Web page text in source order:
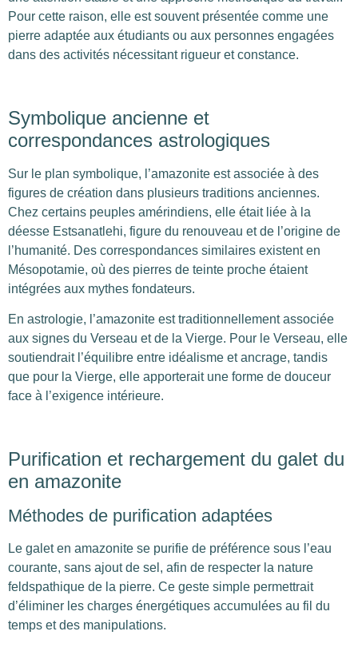
Pour cette raison, elle est souvent présentée comme une
pierre adaptée aux étudiants ou aux personnes engagées
dans des activités nécessitant rigueur et constance.
Symbolique ancienne et
correspondances astrologiques
Sur le plan symbolique, l’amazonite est associée à des
figures de création dans plusieurs traditions anciennes.
Chez certains peuples amérindiens, elle était liée à la
déesse Estsanatlehi, figure du renouveau et de l’origine de
l’humanité. Des correspondances similaires existent en
Mésopotamie, où des pierres de teinte proche étaient
intégrées aux mythes fondateurs.
En astrologie, l’amazonite est traditionnellement associée
aux signes du Verseau et de la Vierge. Pour le Verseau, elle
soutiendrait l’équilibre entre idéalisme et ancrage, tandis
que pour la Vierge, elle apporterait une forme de douceur
face à l’exigence intérieure.
Purification et rechargement du galet du
en amazonite
Méthodes de purification adaptées
Le galet en amazonite se purifie de préférence sous l’eau
courante, sans ajout de sel, afin de respecter la nature
feldspathique de la pierre. Ce geste simple permettrait
d’éliminer les charges énergétiques accumulées au fil du
temps et des manipulations.